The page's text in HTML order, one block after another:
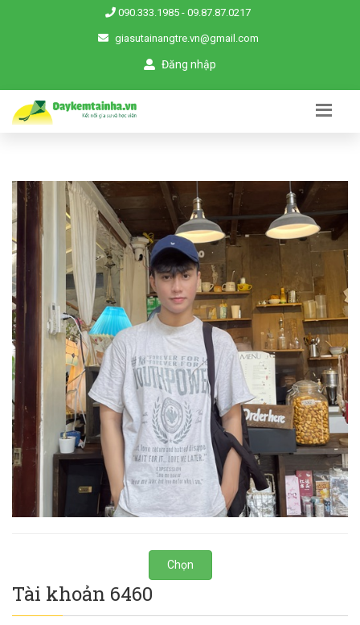
090.333.1985 - 09.87.87.0217
giasutainangtre.vn@gmail.com
Đăng nhập
Chọn
Tài khoản 6460